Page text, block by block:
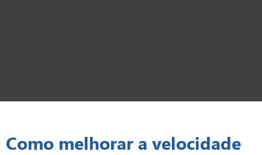
Como melhorar a velocidade